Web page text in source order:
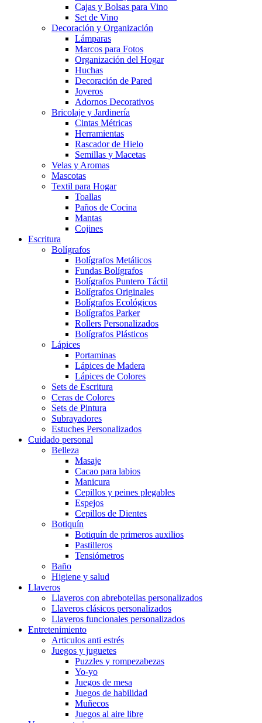
Cajas y Bolsas para Vino
Set de Vino
Decoración y Organización
Lámparas
Marcos para Fotos
Organización del Hogar
Huchas
Decoración de Pared
Joyeros
Adornos Decorativos
Bricolaje y Jardinería
Cintas Métricas
Herramientas
Rascador de Hielo
Semillas y Macetas
Velas y Aromas
Mascotas
Textil para Hogar
Toallas
Paños de Cocina
Mantas
Cojines
Escritura
Bolígrafos
Bolígrafos Metálicos
Fundas Bolígrafos
Bolígrafos Puntero Táctil
Bolígrafos Originales
Bolígrafos Ecológicos
Bolígrafos Parker
Rollers Personalizados
Bolígrafos Plásticos
Lápices
Portaminas
Lápices de Madera
Lápices de Colores
Sets de Escritura
Ceras de Colores
Sets de Pintura
Subrayadores
Estuches Personalizados
Cuidado personal
Belleza
Masaje
Cacao para labios
Manicura
Cepillos y peines plegables
Espejos
Cepillos de Dientes
Botiquín
Botiquín de primeros auxilios
Pastilleros
Tensiómetros
Baño
Higiene y salud
Llaveros
Llaveros con abrebotellas personalizados
Llaveros clásicos personalizados
Llaveros funcionales personalizados
Entretenimiento
Articulos anti estrés
Juegos y juguetes
Puzzles y rompezabezas
Yo-yo
Juegos de mesa
Juegos de habilidad
Muñecos
Juegos al aire libre